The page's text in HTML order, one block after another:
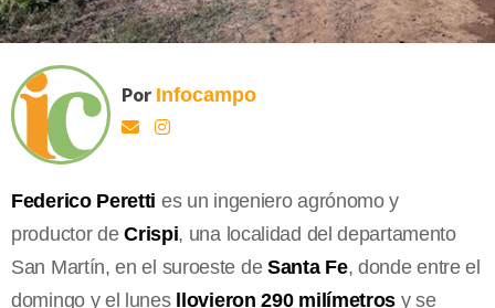
Por Infocampo
Federico Peretti es un ingeniero agrónomo y
productor deCrispi, una localidad del departamento
San Martín, en el suroeste deSanta Fe, donde entre el
domingo y el lunesllovieron 290 milímetros y se